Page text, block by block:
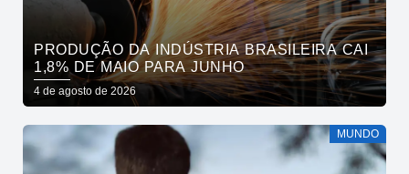
PRODUÇÃO DA INDÚSTRIA BRASILEIRA CAI
1,8% DE MAIO PARA JUNHO
4 de agosto de 2026
MUNDO